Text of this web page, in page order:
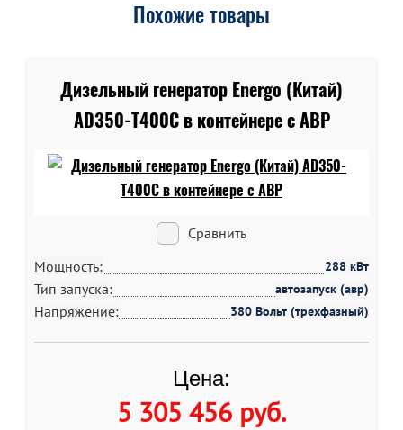
Похожие товары
Дизельный генератор Energo (Китай)
AD350-T400C в контейнере c АВР
Сравнить
Мощность:
288 кВт
Тип запуска: автозапуск (авр)
Напряжение: 380 Вольт (трехфазный)
Цена:
5 305 456 руб.